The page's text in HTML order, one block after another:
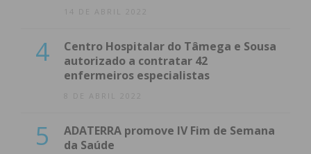
14 DE ABRIL 2022
4
Centro Hospitalar do Tâmega e Sousa
autorizado a contratar 42
enfermeiros especialistas
8 DE ABRIL 2022
5
ADATERRA promove IV Fim de Semana
da Saúde